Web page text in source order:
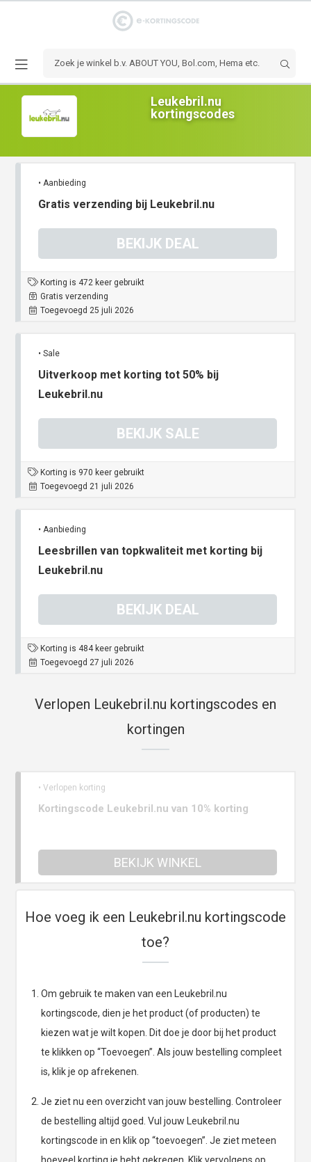
Leukebril.nu
kortingscodes
• Aanbieding
Gratis verzending bij Leukebril.nu
BEKIJK DEAL
Korting is 472 keer gebruikt
Gratis verzending
Toegevoegd 25 juli 2026
• Sale
Uitverkoop met korting tot 50% bij
Leukebril.nu
BEKIJK SALE
Korting is 970 keer gebruikt
Toegevoegd 21 juli 2026
• Aanbieding
Leesbrillen van topkwaliteit met korting bij
Leukebril.nu
BEKIJK DEAL
Korting is 484 keer gebruikt
Toegevoegd 27 juli 2026
Verlopen Leukebril.nu kortingscodes en
kortingen
• Verlopen korting
Kortingscode Leukebril.nu van 10% korting
BEKIJK WINKEL
Hoe voeg ik een Leukebril.nu kortingscode
toe?
Om gebruik te maken van een Leukebril.nu
kortingscode, dien je het product (of producten) te
kiezen wat je wilt kopen. Dit doe je door bij het product
te klikken op “Toevoegen”. Als jouw bestelling compleet
is, klik je op afrekenen.
Je ziet nu een overzicht van jouw bestelling. Controleer
de bestelling altijd goed. Vul jouw Leukebril.nu
kortingscode in en klik op “toevoegen”. Je ziet meteen